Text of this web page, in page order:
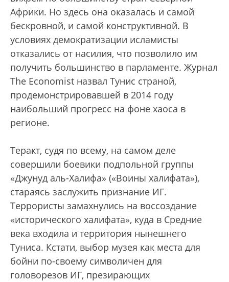
Африки. Но здесь она оказалась и самой
бескровной, и самой конструктивной. В
условиях демократизации исламисты
отказались от насилия, что позволило им
получить большинство в парламенте. Журнал
The Economist назвал Тунис страной,
продемонстрировавшей в 2014 году
наибольший прогресс на фоне хаоса в
регионе.
Теракт, судя по всему, на самом деле
совершили боевики подпольной группы
«Джунуд аль-Халифа» («Воины халифата»),
стараясь заслужить признание ИГ.
Террористы замахнулись на воссоздание
«исторического халифата», куда в Средние
века входила и территория нынешнего
Туниса. Кстати, выбор музея как места для
бойни по-своему символичен для
головорезов ИГ, презирающих